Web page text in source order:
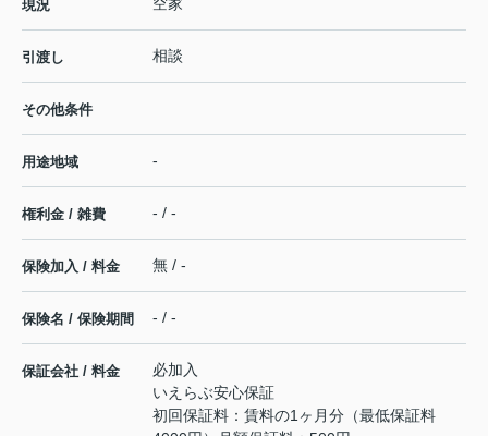
現況
引渡し 相談
その他条件
用途地域 -
権利金 / 雑費 - / -
保険加入 / 料金 無 / -
保険名 / 保険期間 - / -
保証会社 / 料金
必加入
いえらぶ安心保証
初回保証料：賃料の1ヶ月分（最低保証料